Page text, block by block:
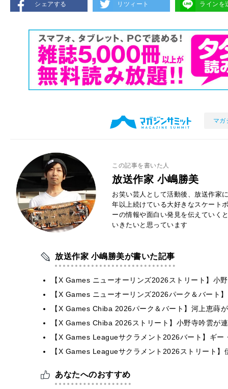
シェアする リツィート ラインを
マガ
この記事を書いた人
放送作家 小嶋勝美
お笑い芸人として活動後、放送作家
年以上続けている大好きなスケート
ーの情報や面白い発見を伝えていく
いきたいと思っています
放送作家 小嶋勝美が書いた記事
【X Games ニューオーリンズ2026ストリート】小
【X Games ニューオーリンズ2026パーク＆バート
【X Games Chiba 2026パーク＆バート】河上恵蒔
【X Games Chiba 2026ストリート】小野寺吟雲が
【X Games Leagueサクラメント2026バート】ギ
【X Games Leagueサクラメント2026ストリート
あなたへのおすすめ